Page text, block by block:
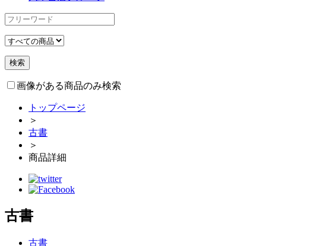
画像がある商品のみ検索
トップページ
＞
古書
＞
商品詳細
古書
古書